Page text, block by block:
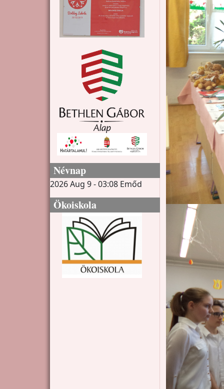
Névnap
2026 Aug 9 - 03:08 Emőd
Ökoiskola